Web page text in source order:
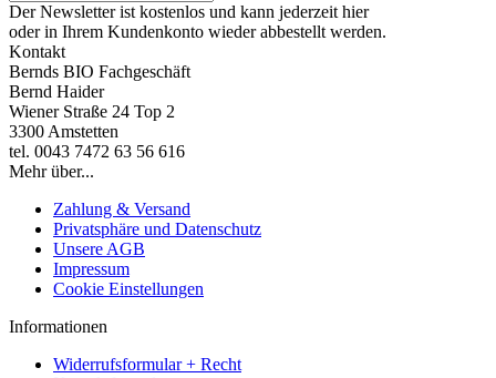
Der Newsletter ist kostenlos und kann jederzeit hier
oder in Ihrem Kundenkonto wieder abbestellt werden.
Kontakt
Bernds BIO Fachgeschäft
Bernd Haider
Wiener Straße 24 Top 2
3300 Amstetten
tel. 0043 7472 63 56 616
Mehr über...
Zahlung & Versand
Privatsphäre und Datenschutz
Unsere AGB
Impressum
Cookie Einstellungen
Informationen
Widerrufsformular + Recht